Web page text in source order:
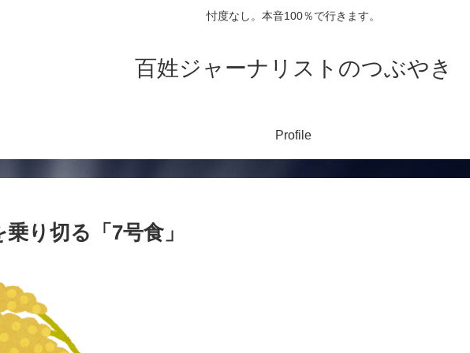
忖度なし。本音100％で行きます。
百姓ジャーナリストのつぶやき
Profile
り切る「7号食」